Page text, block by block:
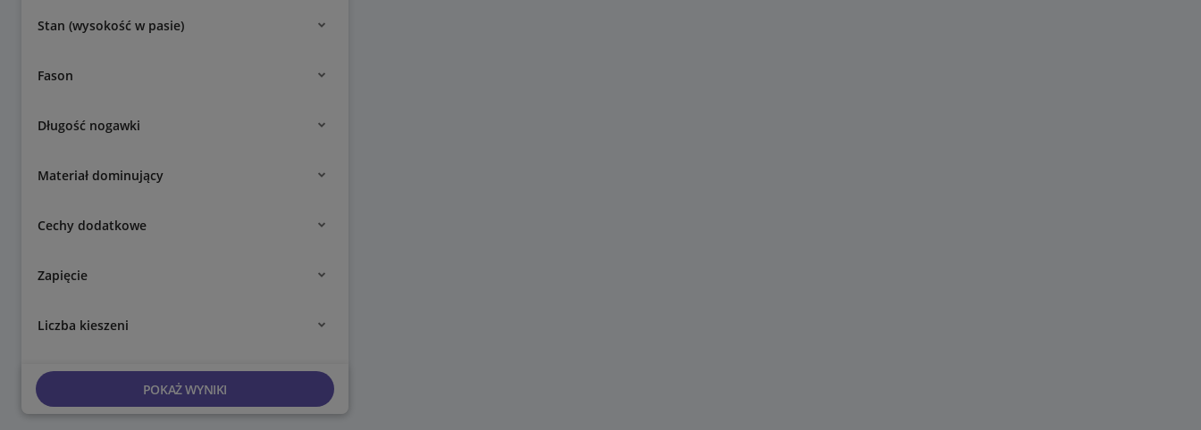
Stan (wysokość w pasie)
Fason
Długość nogawki
Materiał dominujący
Cechy dodatkowe
Zapięcie
Liczba kieszeni
POKAŻ WYNIKI